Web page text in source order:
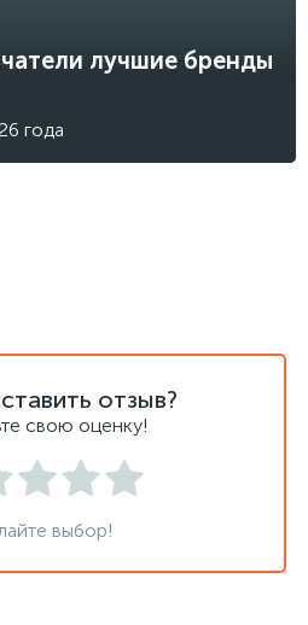
лучшие бренды
года
отзыв?
свою оценку!
выбор!